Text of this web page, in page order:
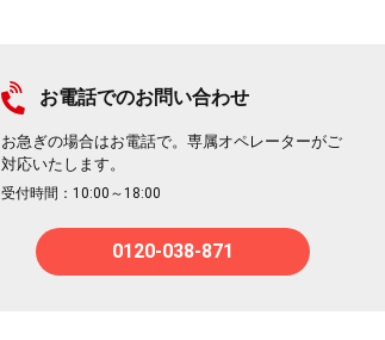
お電話でのお問い合わせ
お急ぎの場合はお電話で。専属オペレーターがご
対応いたします。
受付時間：10:00～18:00
0120-038-871